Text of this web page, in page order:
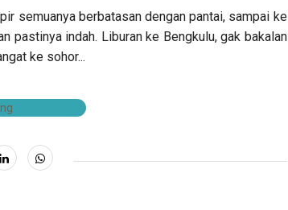
semuanya berbatasan dengan pantai, sampai ke
pastinya indah. Liburan ke Bengkulu, gak bakalan
ke sohor...